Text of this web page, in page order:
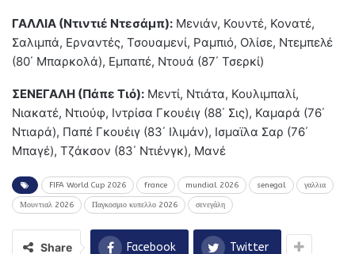
ΓΑΛΛΙΑ (Ντιντιέ Ντεσάμπ): Μενιάν, Κουντέ, Κονατέ,
Σαλιμπά, Ερναντές, Τσουαμενί, Ραμπιό, Ολίσε, Ντεμπελέ
(80΄ Μπαρκολά), Εμπαπέ, Ντουά (87΄ Τσερκί)
ΣΕΝΕΓΑΛΗ (Πάπε Τιό): Μεντί, Ντιάτα, Κουλιμπαλί,
Νιακατέ, Ντιούφ, Ιντρίσα Γκουέιγ (88΄ Σις), Καμαρά (76΄
Ντιαρά), Παπέ Γκουέιγ (83΄ Ιλιμάν), Ισμαϊλα Σαρ (76΄
Μπαγέ), Τζάκσον (83΄ Ντιένγκ), Μανέ
FIFA World Cup 2026 france mundial 2026 senegal γαλλια
Μουντιαλ 2026 Παγκοσμιο κυπελλο 2026 σενεγάλη
Share Facebook Twitter